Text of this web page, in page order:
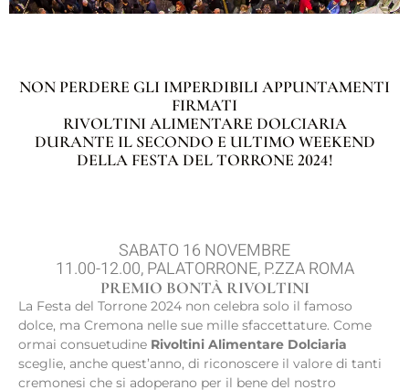
NON PERDERE GLI IMPERDIBILI APPUNTAMENTI
FIRMATI
RIVOLTINI ALIMENTARE DOLCIARIA
DURANTE IL SECONDO E ULTIMO WEEKEND
DELLA FESTA DEL TORRONE 2024!
SABATO 16 NOVEMBRE
11.00-12.00, PALATORRONE, P.ZZA ROMA
PREMIO BONTÀ RIVOLTINI
La Festa del Torrone 2024 non celebra solo il famoso
dolce, ma Cremona nelle sue mille sfaccettature. Come
ormai consuetudine Rivoltini Alimentare Dolciaria
sceglie, anche quest’anno, di riconoscere il valore di tanti
cremonesi che si adoperano per il bene del nostro